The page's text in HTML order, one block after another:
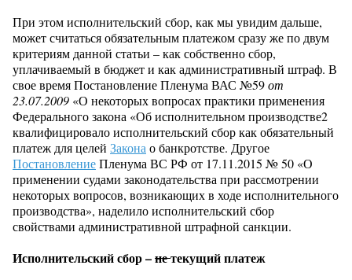
При этом исполнительский сбор, как мы увидим дальше,
может считаться обязательным платежом сразу же по двум
критериям данной статьи – как собственно сбор,
уплачиваемый в бюджет и как административный штраф. В
свое время Постановление Пленума ВАС №59от
23.07.2009 «О некоторых вопросах практики применения
Федерального закона «Об исполнительном производстве2
квалифицировало исполнительский сбор как обязательный
платеж для целей Законао банкротстве. Другое
ПостановлениеПленума ВС РФ от 17.11.2015 № 50 «О
применении судами законодательства при рассмотрении
некоторых вопросов, возникающих в ходе исполнительного
производства», наделило исполнительский сбор
свойствами административной штрафной санкции.
Исполнительский сбор –нетекущий платеж